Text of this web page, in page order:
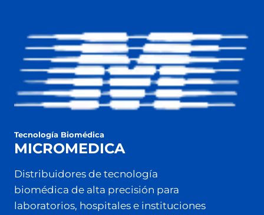
Tecnología Biomédica
MICROMEDICA
Distribuidores de tecnología
biomédica de alta precisión para
laboratorios, hospitales e instituciones